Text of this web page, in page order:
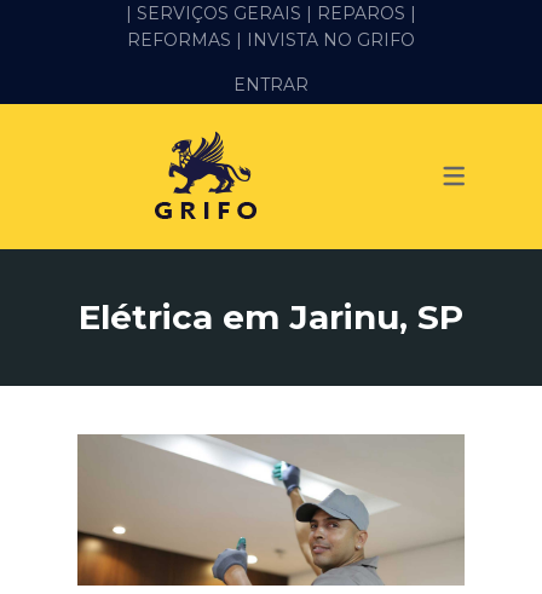
ALVENARIA E PEDREIRO
IMPERMEABILIZAÇÃO
REFORMA
| SERVIÇOS GERAIS | REPAROS |
REFORMAS | INVISTA NO GRIFO
ENTRAR
Elétrica em Jarinu, SP